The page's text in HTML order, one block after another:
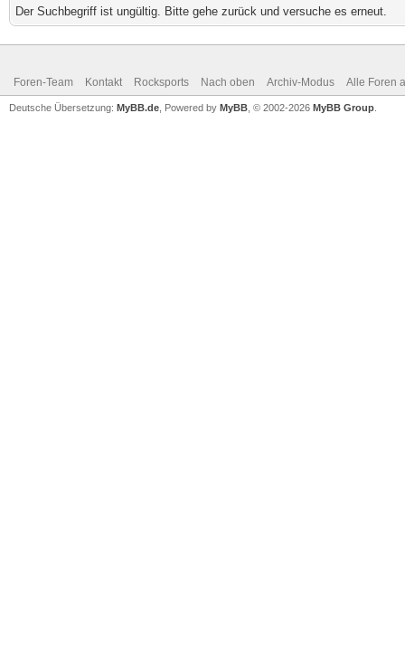
Der Suchbegriff ist ungültig. Bitte gehe zurück und versuche es erneut.
Foren-Team Kontakt Rocksports Nach oben Archiv-Modus Alle Foren
Deutsche Übersetzung: MyBB.de , Powered by MyBB , © 2002-2026 MyBB Group